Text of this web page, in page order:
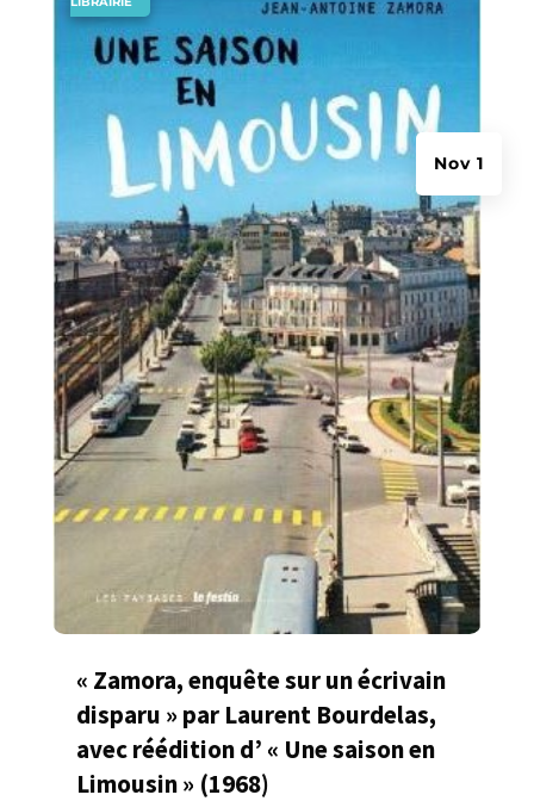
« Zamora, enquête sur un écrivain
disparu » par Laurent Bourdelas,
avec réédition d’ « Une saison en
Limousin » (1968)
Nov 1